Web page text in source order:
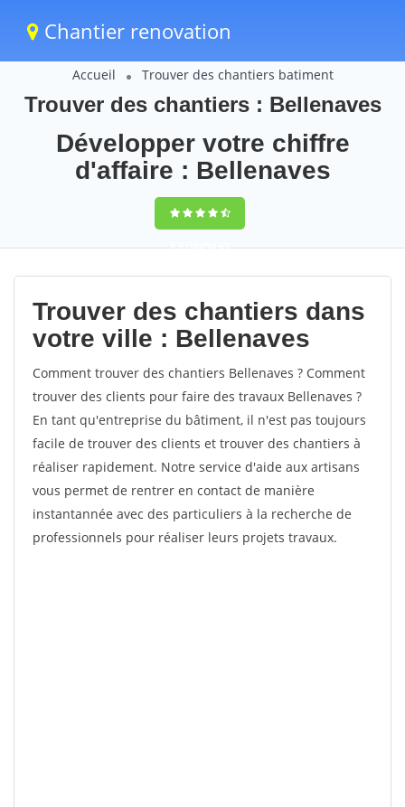
Chantier renovation
Accueil Trouver des chantiers batiment
Trouver des chantiers : Bellenaves
Développer votre chiffre
d'affaire : Bellenaves
9,5(100%)63
votes
Trouver des chantiers dans
votre ville : Bellenaves
Comment trouver des chantiers Bellenaves ? Comment
trouver des clients pour faire des travaux Bellenaves ?
En tant qu'entreprise du bâtiment, il n'est pas toujours
facile de trouver des clients et trouver des chantiers à
réaliser rapidement. Notre service d'aide aux artisans
vous permet de rentrer en contact de manière
instantannée avec des particuliers à la recherche de
professionnels pour réaliser leurs projets travaux.